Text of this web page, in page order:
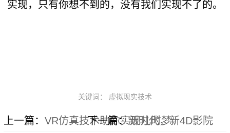
实现，只有你想不到的，没有我们实现不了的。
关键词： 虚拟现实技术
上一篇： VR仿真技术助你实现儿时梦
下一篇：新时代，新4D影院